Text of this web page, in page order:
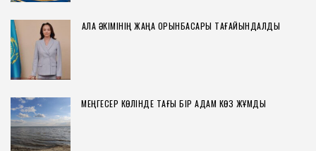
ҚАЛА ӘКІМІНІҢ ЖАҢА ОРЫНБАСАРЫ ТАҒАЙЫНДАЛДЫ
МЕҢГЕСЕР КӨЛІНДЕ ТАҒЫ БІР АДАМ КӨЗ ЖҰМДЫ